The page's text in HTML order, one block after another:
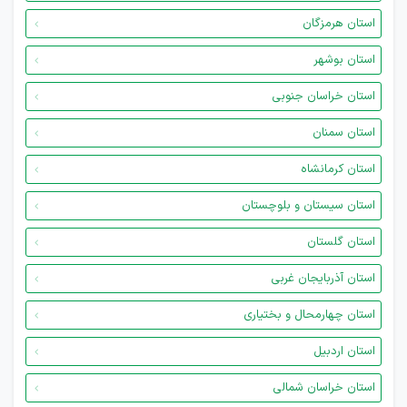
استان هرمزگان
استان بوشهر
استان خراسان جنوبی
استان سمنان
استان کرمانشاه
استان سیستان و بلوچستان
استان گلستان
استان آذربایجان غربی
استان چهارمحال و بختیاری
استان اردبیل
استان خراسان شمالی